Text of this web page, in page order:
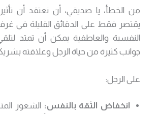
من الخطأ، يا صديقي، أن نعتقد أن
يقتصر فقط على الدقائق القليلة في غرفة
النفسية والعاطفية يمكن أن تمتد
جوانب كثيرة من حياة الرجل وعلاقته
على الرجل:
انخفاض الثقة بالنفس: الشعور